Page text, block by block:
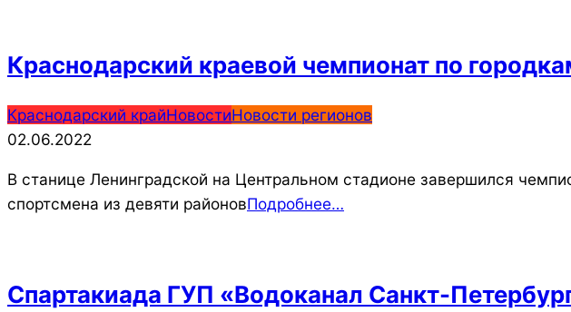
Краснодарский краевой чемпионат по
2022-
06-
Краснодарский крайНовостиНовости регионов
02.06.2022
В станице Ленинградской на Центральном стадионе завершился
спортсмена из девяти районовПодробнее…
Спартакиада ГУП «Водоканал Санкт-